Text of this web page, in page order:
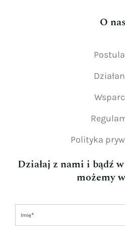
O nas
Polityka
Działaj z nami i bądź
możemy